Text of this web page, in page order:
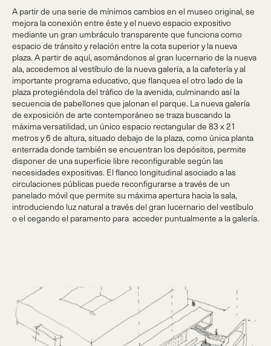
A partir de una serie de mínimos cambios en el museo original, se
mejora la conexión entre éste y el nuevo espacio expositivo
mediante un gran umbráculo transparente que funciona como
espacio de tránsito y relación entre la cota superior y la nueva
plaza. A partir de aquí, asomándonos al gran lucernario de la nueva
ala, accedemos al vestíbulo de la nueva galería, a la cafetería y al
importante programa educativo, que flanquea el otro lado de la
plaza protegiéndola del tráfico de la avenida, culminando así la
secuencia de pabellones que jalonan el parque. La nueva galería
de exposición de arte contemporáneo se traza buscando la
máxima versatilidad, un único espacio rectangular de 83 x 21
metros y 6 de altura, situado debajo de la plaza, como única planta
enterrada donde también se encuentran los depósitos, permite
disponer de una superficie libre reconfigurable según las
necesidades expositivas. El flanco longitudinal asociado a las
circulaciones públicas puede reconfigurarse a través de un
panelado móvil que permite su máxima apertura hacia la sala,
introduciendo luz natural a través del gran lucernario del vestíbulo
o el cegando el paramento para acceder puntualmente a la galería.